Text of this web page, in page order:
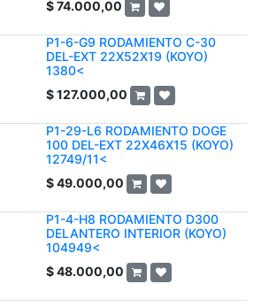
$74.000,00
P1-6-G9 RODAMIENTO C-30
DEL-EXT 22X52X19 (KOYO)
1380<
$127.000,00
P1-29-L6 RODAMIENTO DOGE
100 DEL-EXT 22X46X15 (KOYO)
12749/11<
$49.000,00
P1-4-H8 RODAMIENTO D300
DELANTERO INTERIOR (KOYO)
104949<
$48.000,00